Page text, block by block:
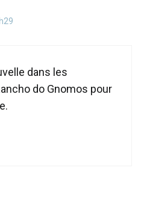
dans les
do Gnomos pour